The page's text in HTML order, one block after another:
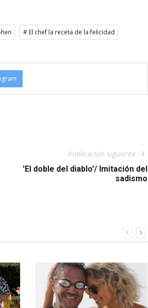
# El chef la receta de la felicidad
Publicación siguiente
'El doble del diablo'/ Imitación del
sadismo